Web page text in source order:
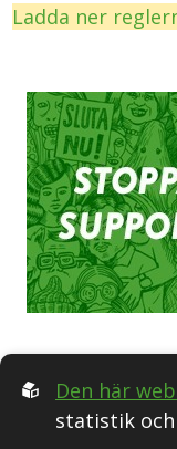
Ladda ner
Följ
Den här
statistik och